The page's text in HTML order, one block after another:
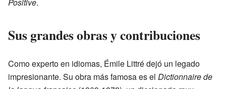
Sus grandes obras y contribuciones
Como experto en idiomas, Émile Littré dejó un legado
impresionante. Su obra más famosa es el Dictionnaire de